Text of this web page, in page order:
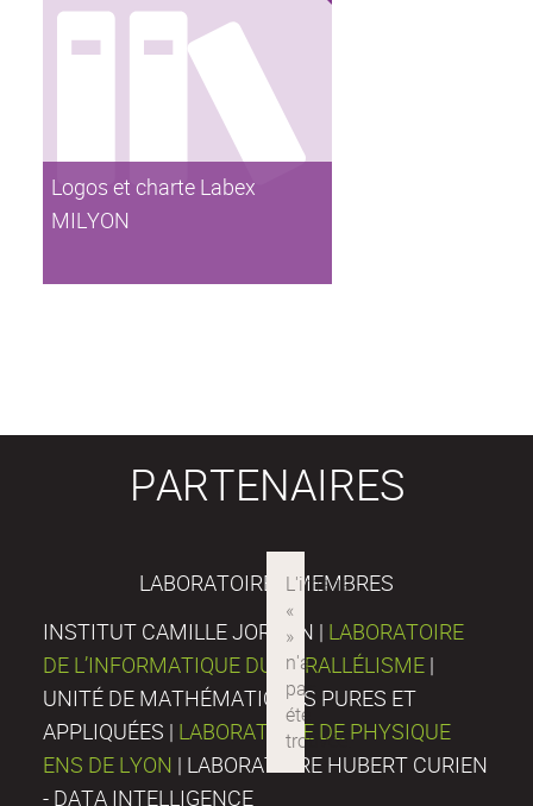
Logos et charte Labex
MILYON
PARTENAIRES
LABORATOIRES MEMBRES
INSTITUT CAMILLE JORDAN | LABORATOIRE
DE L’INFORMATIQUE DU PARALLÉLISME |
UNITÉ DE MATHÉMATIQUES PURES ET
APPLIQUÉES | LABORATOIRE DE PHYSIQUE
ENS DE LYON | LABORATOIRE HUBERT CURIEN
- DATA INTELLIGENCE